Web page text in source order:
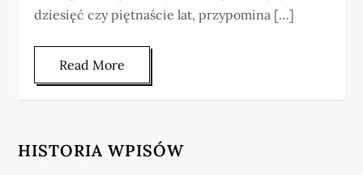
dziesięć czy piętnaście lat, przypomina […]
Read More
HISTORIA WPISÓW